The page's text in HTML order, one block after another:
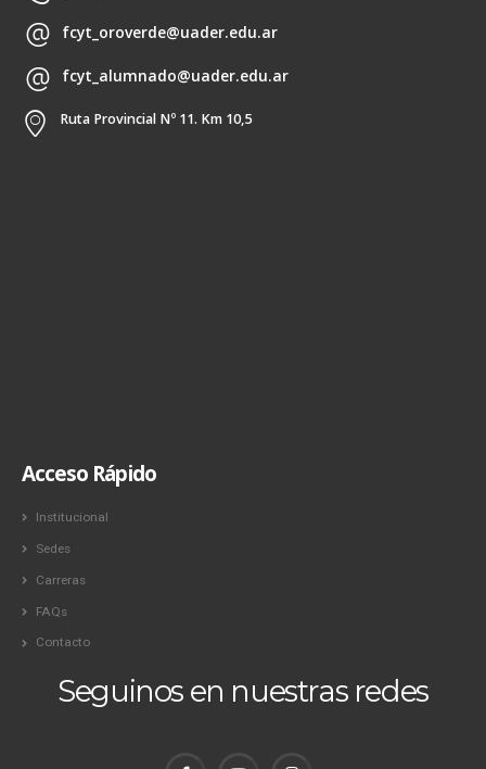
fcyt_oroverde@uader.edu.ar
fcyt_alumnado@uader.edu.ar
Ruta Provincial Nº 11. Km 10,5
Acceso Rápido
Institucional
Sedes
Carreras
FAQs
Contacto
Seguinos en nuestras redes